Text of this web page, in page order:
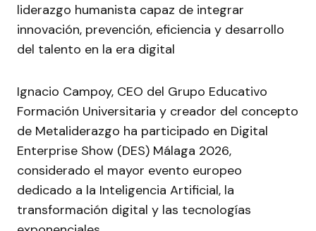
liderazgo humanista capaz de integrar
innovación, prevención, eficiencia y desarrollo
del talento en la era digital
Ignacio Campoy, CEO del Grupo Educativo
Formación Universitaria y creador del concepto
de Metaliderazgo ha participado en Digital
Enterprise Show (DES) Málaga 2026,
considerado el mayor evento europeo
dedicado a la Inteligencia Artificial, la
transformación digital y las tecnologías